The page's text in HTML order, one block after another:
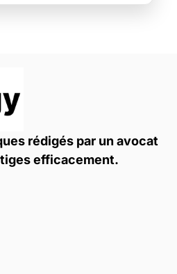
rédigés par un avocat
efficacement.